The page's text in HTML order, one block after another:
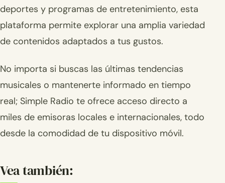
deportes y programas de entretenimiento, esta
plataforma permite explorar una amplia variedad
de contenidos adaptados a tus gustos.
No importa si buscas las últimas tendencias
musicales o mantenerte informado en tiempo
real; Simple Radio te ofrece acceso directo a
miles de emisoras locales e internacionales, todo
desde la comodidad de tu dispositivo móvil.
Vea también: